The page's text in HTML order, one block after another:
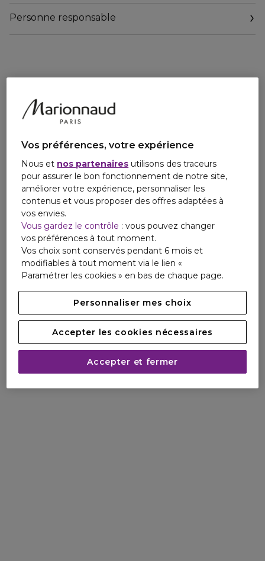
fougère boisé épicé, à la fois frais et sensuel.
Le départ vif de cardamome et gingembre crée une
sensuelles, crée un sillage profond et irrésistible qui laisse
une empreinte durable.
Le flacon de Lacoste Original Parfum a été revisité avec
élégance pour refléter l'intensité de sa fragrance.
Sa couleur verte plus profonde et ses accents métalliques
affirment la puissance de la composition, tandis que le
cartouche foncé sur l'étiquette blanche distingue
clairement la concentration exceptionnelle de ce parfum.
LA COMMUNICATION
L'acteur Pierre Niney incarne l'homme Original avec
authenticité.
À travers une interview, il nous plonge dans ses souvenirs
Sa performance souligne parfaitement le caractère unique
et puissant de Lacoste Original Parfum.
Made In France, cette fragrance a été créée grâce au
savoir-faire français.
Personne responsable
Vos préférences, votre expérience
Nous et nos partenaires utilisons des traceurs
pour assurer le bon fonctionnement de notre site,
améliorer votre expérience, personnaliser les
contenus et vous proposer des offres adaptées à
vos envies.
Vous gardez le contrôle : vous pouvez changer
vos préférences à tout moment.
Vos choix sont conservés pendant 6 mois et
modifiables à tout moment via le lien «
Paramétrer les cookies » en bas de chaque page.
Personnaliser mes choix
Accepter les cookies nécessaires
Accepter et fermer